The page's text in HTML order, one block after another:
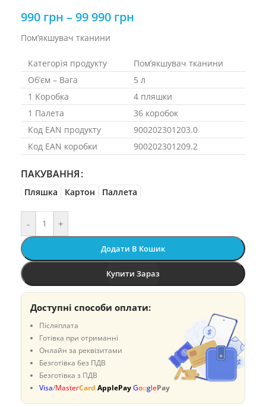
990 грн –99 990 грн
Пом’якшувач тканини
Категорія продукту
Пом’якшувач тканини
Об’єм – Вага
5 л
1 Коробка
4 пляшки
1 Палета
36 коробок
Код EAN продукту
900202301203.0
Код EAN коробки
900202301209.2
ПАКУВАННЯ
Пляшка Картон Паллета
- +
Додати В Кошик
Купити Зараз
Доступні способи оплати:
Післяплата
Готівка при отриманні
Онлайн за реквізитами
Безготівка без ПДВ
Безготівка з ПДВ
Visa/MasterCard ApplePayGooglePay